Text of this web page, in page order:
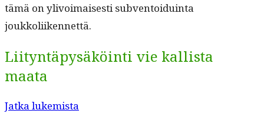
tämä on ylivoimais­es­ti sub­ven­toiduin­ta
joukkoliikennettä.
Liityntäpysäköinti vie kallista
maata
Jat­ka lukemista